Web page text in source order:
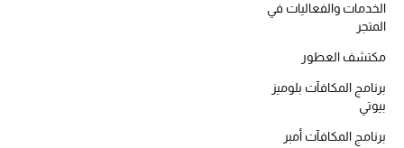
الخدمات والفعاليات في
المتجر
مكتشف العطور
برنامج المكافآت بلوميز
بيوتي
برنامج المكافآت أمبر